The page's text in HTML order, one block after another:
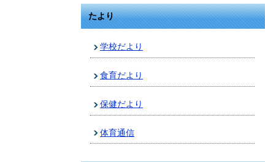
たより
学校だより
食育だより
保健だより
体育通信